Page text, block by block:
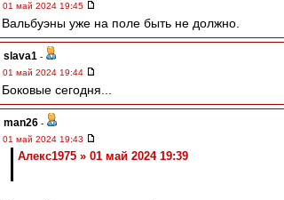
01 май 2024 19:45
Вальбуэны уже на поле быть не должно.
slava1 -
01 май 2024 19:44
Боковые сегодня...
man26 -
01 май 2024 19:43
Алекс1975 » 01 май 2024 19:39